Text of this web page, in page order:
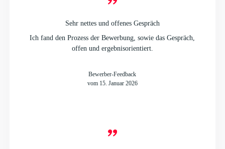
Sehr nettes und offenes Gespräch
Ich fand den Prozess der Bewerbung, sowie das Gespräch,
offen und ergebnisorientiert.
Bewerber-Feedback
vom 15. Januar 2026